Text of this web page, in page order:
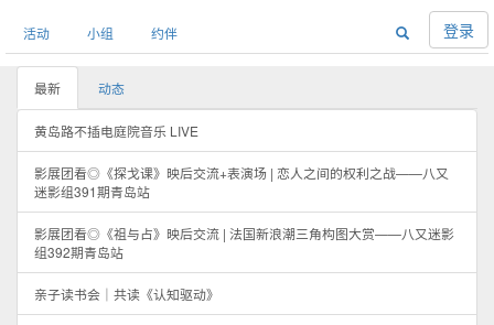
活动 小组 约伴 登录
最新 动态
黄岛路不插电庭院音乐 LIVE
影展团看◎《探戈课》映后交流+表演场 | 恋人之间的权利之战——八又
迷影组391期青岛站
影展团看◎《祖与占》映后交流 | 法国新浪潮三角构图大赏——八又迷影
组392期青岛站
亲子读书会｜共读《认知驱动》